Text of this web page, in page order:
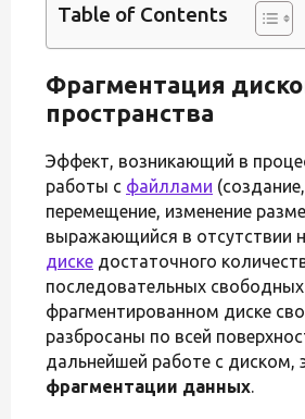
Table of Contents
Фрагментация
пространства
Эффект, возникающий в
работы с файллами
перемещение, изменение
выражающийся в отсутствии
диске достаточного
последовательных
фрагментированном диске
разбросаны по всей
дальнейшей работе с диском,
фрагментации данных.